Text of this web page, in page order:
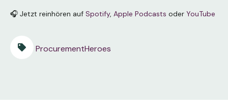
🎧 Jetzt reinhören auf Spotify, Apple Podcasts oder YouTube
ProcurementHeroes